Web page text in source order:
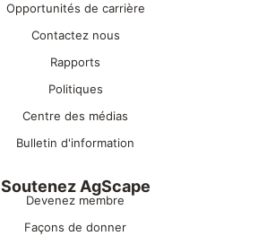
Opportunités de carrière
Contactez nous
Rapports
Politiques
Centre des médias
Bulletin d'information
Soutenez AgScape
Devenez membre
Façons de donner